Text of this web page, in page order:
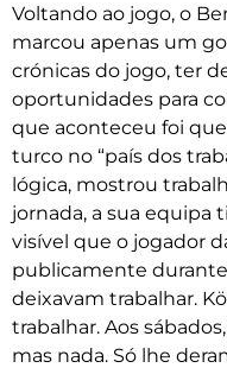
Voltando ao jogo, o
marcou apenas um
crónicas do jogo, ter
oportunidades para
que aconteceu foi
turco no “país dos
lógica, mostrou
jornada, a sua equipa
visível que o jogador
publicamente
deixavam trabalhar.
trabalhar. Aos
mas nada. Só lhe